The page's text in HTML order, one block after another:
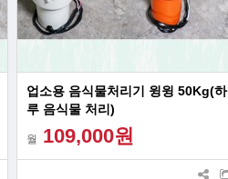
업소용 음식물처리기 윙윙 50Kg(하
루 음식물 처리)
월 109,000원